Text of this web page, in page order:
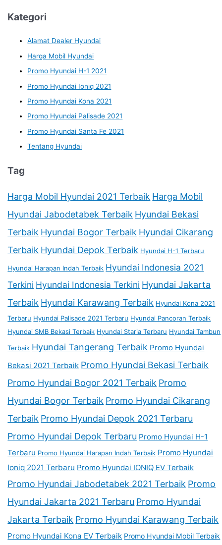
Kategori
Alamat Dealer Hyundai
Harga Mobil Hyundai
Promo Hyundai H-1 2021
Promo Hyundai Ioniq 2021
Promo Hyundai Kona 2021
Promo Hyundai Palisade 2021
Promo Hyundai Santa Fe 2021
Tentang Hyundai
Tag
Harga Mobil Hyundai 2021 Terbaik Harga Mobil
Hyundai Jabodetabek Terbaik Hyundai Bekasi
Terbaik Hyundai Bogor Terbaik Hyundai Cikarang
Terbaik Hyundai Depok Terbaik Hyundai H-1 Terbaru
Hyundai Harapan Indah Terbaik Hyundai Indonesia 2021
Terkini Hyundai Indonesia Terkini Hyundai Jakarta
Terbaik Hyundai Karawang Terbaik Hyundai Kona 2021
Terbaru Hyundai Palisade 2021 Terbaru Hyundai Pancoran Terbaik
Hyundai SMB Bekasi Terbaik Hyundai Staria Terbaru Hyundai Tambun
Terbaik Hyundai Tangerang Terbaik Promo Hyundai
Bekasi 2021 Terbaik Promo Hyundai Bekasi Terbaik
Promo Hyundai Bogor 2021 Terbaik Promo
Hyundai Bogor Terbaik Promo Hyundai Cikarang
Terbaik Promo Hyundai Depok 2021 Terbaru
Promo Hyundai Depok Terbaru Promo Hyundai H-1
Terbaru Promo Hyundai Harapan Indah Terbaik Promo Hyundai
Ioniq 2021 Terbaru Promo Hyundai IONIQ EV Terbaik
Promo Hyundai Jabodetabek 2021 Terbaik Promo
Hyundai Jakarta 2021 Terbaru Promo Hyundai
Jakarta Terbaik Promo Hyundai Karawang Terbaik
Promo Hyundai Kona EV Terbaik Promo Hyundai Mobil Terbaik